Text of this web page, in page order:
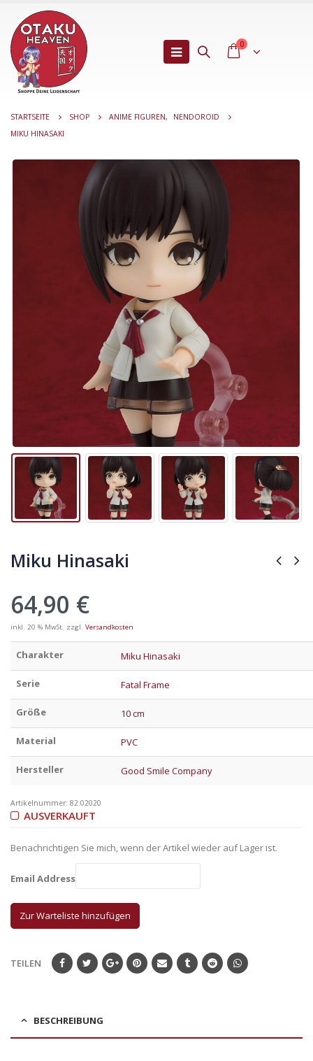
0
STARTSEITE SHOP ANIME FIGUREN,
NENDOROID
MIKU HINASAKI
Miku Hinasaki
64,90 €
inkl. 20 % MwSt. zzgl. Versandkosten
Charakter Miku Hinasaki
Serie Fatal Frame
Größe 10 cm
Material PVC
Hersteller Good Smile Company
Artikelnummer: 82.02020
AUSVERKAUFT
Benachrichtigen Sie mich, wenn der Artikel wieder auf Lager ist.
Email Address
TEILEN
BESCHREIBUNG